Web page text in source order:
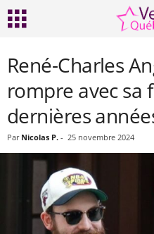
René-Charles
rompre avec sa
dernières
Par Nicolas P. - 25 novembre 2024